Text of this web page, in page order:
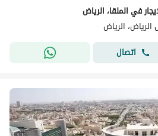
في الملقا، الرياض
الرياض، الرياض
اتصال